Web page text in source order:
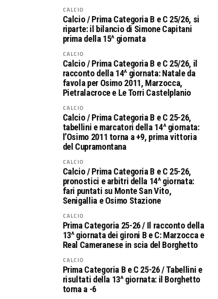
CALCIO
Calcio / Prima Categoria B e C 25/26, si
riparte: il bilancio di Simone Capitani
prima della 15^ giornata
CALCIO
Calcio / Prima Categoria B e C 25/26, il
racconto della 14^ giornata: Natale da
favola per Osimo 2011, Marzocca,
Pietralacroce e Le Torri Castelplanio
CALCIO
Calcio / Prima Categoria B e C 25-26,
tabellini e marcatori della 14^ giornata:
l’Osimo 2011 torna a +9, prima vittoria
del Cupramontana
CALCIO
Calcio / Prima Categoria B e C 25-26,
pronostici e arbitri della 14^ giornata:
fari puntati su Monte San Vito,
Senigallia e Osimo Stazione
CALCIO
Prima Categoria 25-26 / Il racconto della
13^ giornata dei gironi B e C: Marzocca e
Real Cameranese in scia del Borghetto
CALCIO
Prima Categoria B e C 25-26 / Tabellini e
risultati della 13^ giornata: il Borghetto
torna a -6